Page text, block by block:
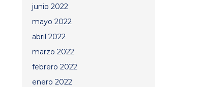
junio 2022
mayo 2022
abril 2022
marzo 2022
febrero 2022
enero 2022